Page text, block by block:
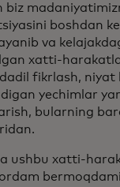
biz
boshdan
va
xatti-
fikrlash, niyat
yechimlar
bularning
ushbu xatti-